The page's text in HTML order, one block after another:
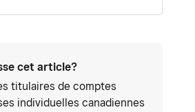
cet article?
titulaires de comptes
individuelles canadiennes